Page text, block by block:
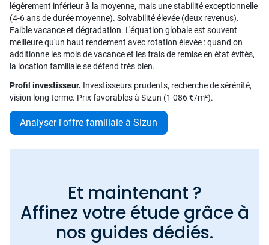
légèrement inférieur à la moyenne, mais une stabilité exceptionnelle
(4-6 ans de durée moyenne). Solvabilité élevée (deux revenus).
Faible vacance et dégradation. L'équation globale est souvent
meilleure qu'un haut rendement avec rotation élevée : quand on
additionne les mois de vacance et les frais de remise en état évités,
la location familiale se défend très bien.
Profil investisseur. Investisseurs prudents, recherche de sérénité,
vision long terme. Prix favorables à Sizun (1 086 €/m²).
Analyser l'offre familiale à Sizun
Et maintenant ?
Affinez votre étude grâce à
nos guides dédiés.